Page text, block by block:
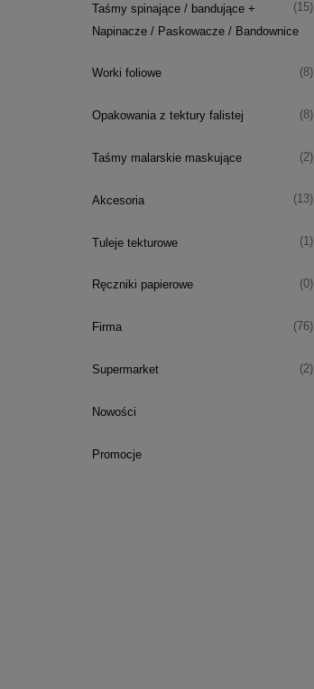
Taśmy spinające / bandujące +
Napinacze / Paskowacze / Bandownice
(15)
Worki foliowe (8)
Opakowania z tektury falistej (8)
Taśmy malarskie maskujące (2)
Akcesoria (13)
Tuleje tekturowe (1)
Ręczniki papierowe (0)
Firma (76)
Supermarket (2)
Nowości
Promocje